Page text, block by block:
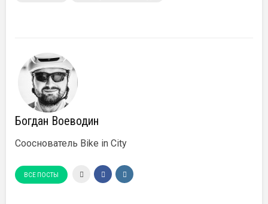
Богдан Воеводин
Сооснователь Bike in City
ВСЕ ПОСТЫ